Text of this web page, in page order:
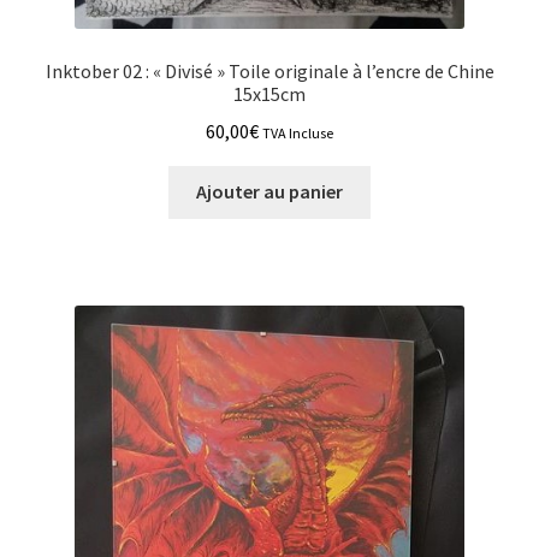
Inktober 02 : « Divisé » Toile originale à l’encre de Chine
15x15cm
60,00€ TVA Incluse
Ajouter au panier